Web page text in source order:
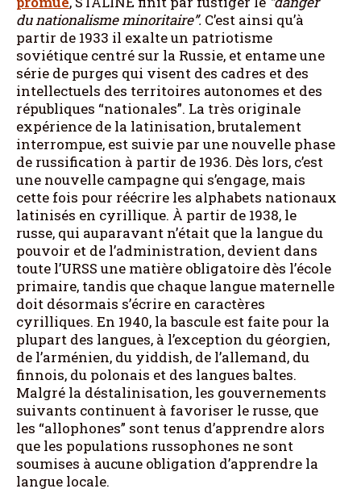
du nationalisme minoritaire”. C’est ainsi qu’à
partir de 1933 il exalte un patriotisme
soviétique centré sur la Russie, et entame une
série de purges qui visent des cadres et des
intellectuels des territoires autonomes et des
républiques “nationales”. La très originale
expérience de la latinisation, brutalement
interrompue, est suivie par une nouvelle phase
de russification à partir de 1936. Dès lors, c’est
une nouvelle campagne qui s’engage, mais
cette fois pour réécrire les alphabets nationaux
latinisés en cyrillique. À partir de 1938, le
russe, qui auparavant n’était que la langue du
pouvoir et de l’administration, devient dans
toute l’URSS une matière obligatoire dès l’école
primaire, tandis que chaque langue maternelle
doit désormais s’écrire en caractères
cyrilliques. En 1940, la bascule est faite pour la
plupart des langues, à l’exception du géorgien,
de l’arménien, du yiddish, de l’allemand, du
finnois, du polonais et des langues baltes.
Malgré la déstalinisation, les gouvernements
suivants continuent à favoriser le russe, que
les “allophones” sont tenus d’apprendre alors
que les populations russophones ne sont
soumises à aucune obligation d’apprendre la
langue locale.